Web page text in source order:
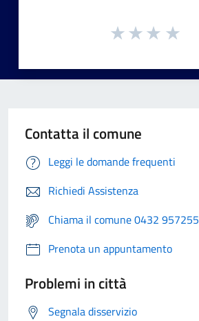
Contatta il comune
Leggi le domande frequenti
Richiedi Assistenza
Chiama il comune 0432 957255
Prenota un appuntamento
Problemi in città
Segnala disservizio